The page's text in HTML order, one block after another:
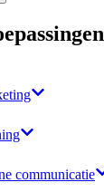
communicatie